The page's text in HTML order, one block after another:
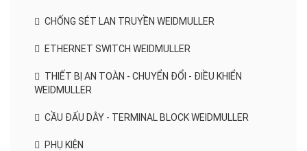
CHỐNG SÉT LAN TRUYỀN WEIDMULLER
ETHERNET SWITCH WEIDMULLER
THIẾT BỊ AN TOÀN - CHUYỂN ĐỔI - ĐIỀU KHIỂN
WEIDMULLER
CẦU ĐẤU DÂY - TERMINAL BLOCK WEIDMULLER
PHỤ KIỆN